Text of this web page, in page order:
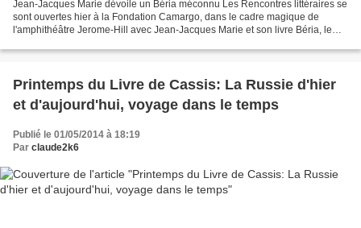
Jean-Jacques Marie dévoile un Béria méconnu Les Rencontres littéraires se
sont ouvertes hier à la Fondation Camargo, dans le cadre magique de
l'amphithéâtre Jerome-Hill avec Jean-Jacques Marie et son livre Béria, le
Printemps du Livre de Cassis: La Russie d'hier
et d'aujourd'hui, voyage dans le temps
Publié le 01/05/2014 à 18:19
Par claude2k6